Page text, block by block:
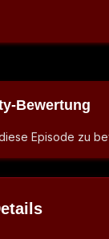
Bewertung
Episode zu